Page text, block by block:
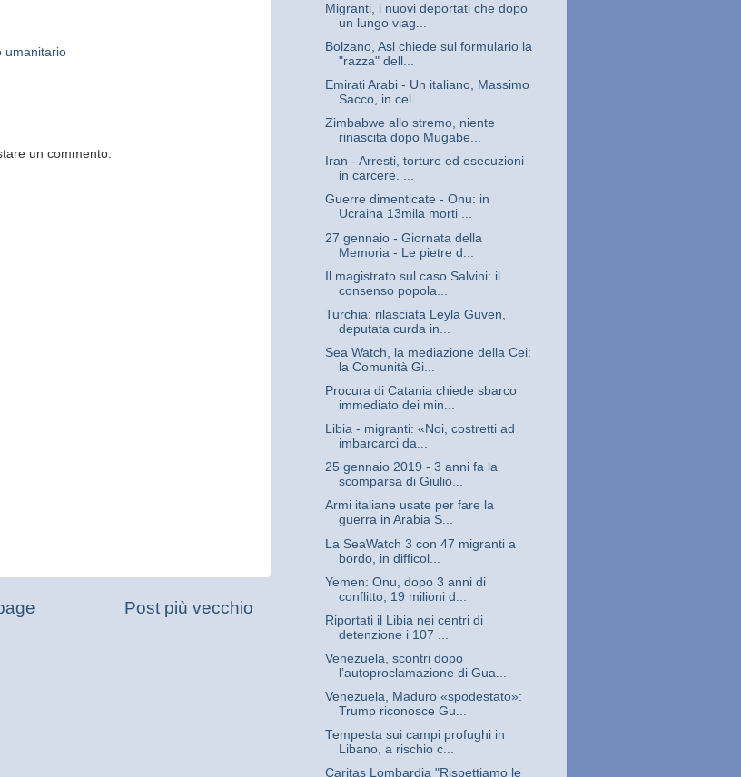
umanitario
un commento.
Post più vecchio
Migranti, i nuovi deportati che dopo
un lungo viag...
Bolzano, Asl chiede sul formulario la
"razza" dell...
Emirati Arabi - Un italiano, Massimo
Sacco, in cel...
Zimbabwe allo stremo, niente
rinascita dopo Mugabe...
Iran - Arresti, torture ed esecuzioni
in carcere. ...
Guerre dimenticate - Onu: in
Ucraina 13mila morti ...
27 gennaio - Giornata della
Memoria - Le pietre d...
Il magistrato sul caso Salvini: il
consenso popola...
Turchia: rilasciata Leyla Guven,
deputata curda in...
Sea Watch, la mediazione della Cei:
la Comunità Gi...
Procura di Catania chiede sbarco
immediato dei min...
Libia - migranti: «Noi, costretti ad
imbarcarci da...
25 gennaio 2019 - 3 anni fa la
scomparsa di Giulio...
Armi italiane usate per fare la
guerra in Arabia S...
La SeaWatch 3 con 47 migranti a
bordo, in difficol...
Yemen: Onu, dopo 3 anni di
conflitto, 19 milioni d...
Riportati il Libia nei centri di
detenzione i 107 ...
Venezuela, scontri dopo
lʼautoproclamazione di Gua...
Venezuela, Maduro «spodestato»:
Trump riconosce Gu...
Tempesta sui campi profughi in
Libano, a rischio c...
Caritas Lombardia "Rispettiamo le